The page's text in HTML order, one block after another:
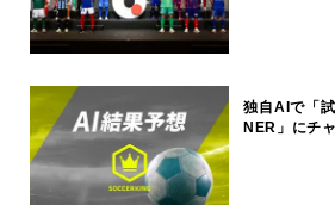
独自AIで「
NER」にチ